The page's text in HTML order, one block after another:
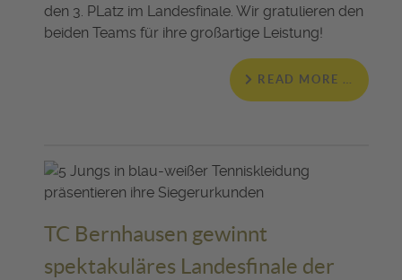
den 3. PLatz im Landesfinale. Wir gratulieren den
beiden Teams für ihre großartige Leistung!
READ MORE …
TC Bernhausen gewinnt
spektakuläres Landesfinale der